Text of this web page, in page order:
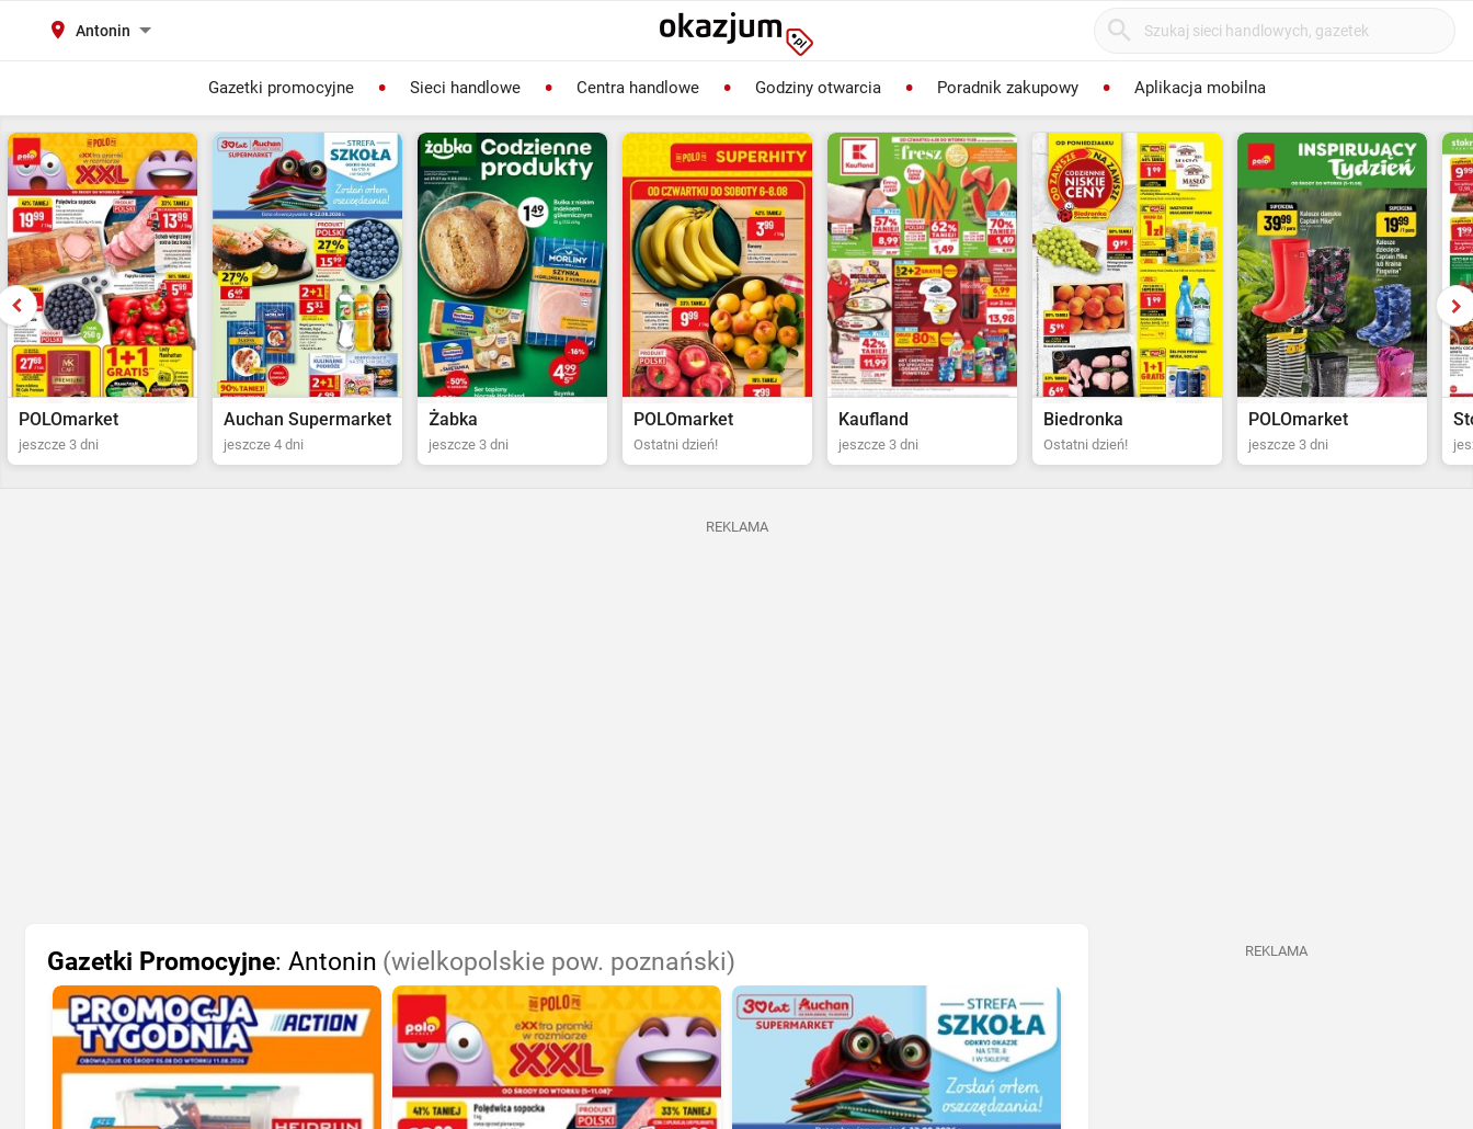
Antonin
Gazetki promocyjne Sieci handlowe Centra handlowe Godziny otwarcia Poradnik zakupowy Aplikacja mobilna
Auchan Supermarket
jeszcze 4 dni
Żabka
jeszcze 3 dni
POLOmarket
Ostatni dzień!
Kaufland
jeszcze 3 dni
Biedronka
Ostatni dzień!
POLOmarket
jeszcze 3 dni jeszcze 4 dni za
REKLAMA
Gazetki Promocyjne: Antonin (wielkopolskie pow. poznański) REKLAMA